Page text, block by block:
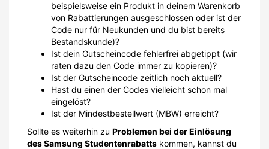
beispielsweise ein Produkt in deinem Warenkorb
von Rabattierungen ausgeschlossen oder ist der
Code nur für Neukunden und du bist bereits
Bestandskunde)?
Ist dein Gutscheincode fehlerfrei abgetippt (wir
raten dazu den Code immer zu kopieren)?
Ist der Gutscheincode zeitlich noch aktuell?
Hast du einen der Codes vielleicht schon mal
eingelöst?
Ist der Mindestbestellwert (MBW) erreicht?
Sollte es weiterhin zu Problemen bei der Einlösung
des Samsung Studentenrabatts kommen, kannst du